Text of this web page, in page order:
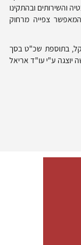
והשירותים ובהתקינו
צפייה מרחוק
יפצה האיש את האישה בסך של 25,000 שקל, בתוספת שכ"ט בסך
יוצגה ע"י עו"ד אריאל